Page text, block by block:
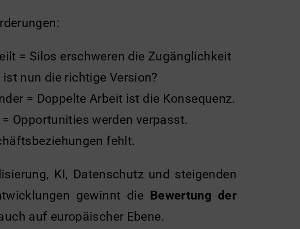
= Silos erschweren die Zugänglichkeit
nun die richtige Version?
= Doppelte Arbeit ist die Konsequenz.
Opportunities werden verpasst.
fehlt.
KI, Datenschutz und steigenden
gewinnt die Bewertung der
auf europäischer Ebene.